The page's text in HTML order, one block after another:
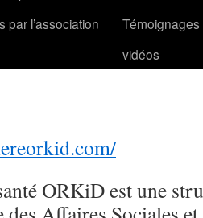
par l’association
Témoignages
vidéos
ORKiD est une